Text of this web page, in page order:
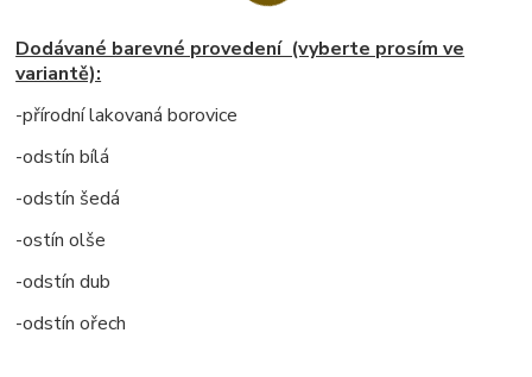
Dodávané barevné provedení (vyberte prosím ve
variantě):
-přírodní lakovaná borovice
-odstín bílá
-odstín šedá
-ostín olše
-odstín dub
-odstín ořech